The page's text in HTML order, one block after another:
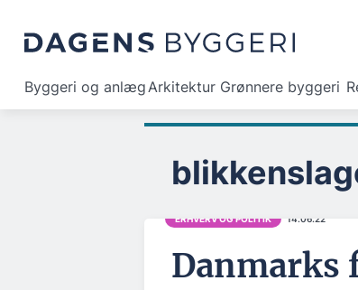
Byggeri og anlægArkitektur Grønnere byggeri
ERHVERV OG POLITIK 14.06.22
Danmarks